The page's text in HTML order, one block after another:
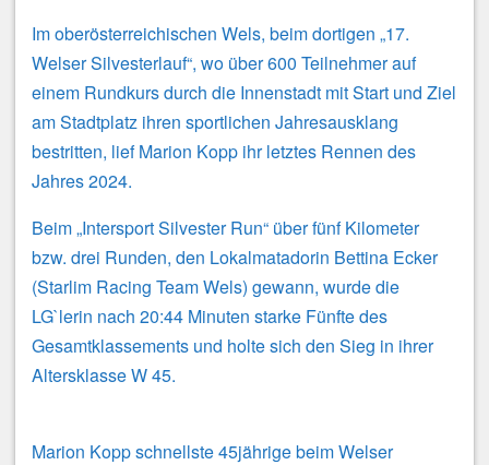
Im oberösterreichischen Wels, beim dortigen „17.
Welser Silvesterlauf“, wo über 600 Teilnehmer auf
einem Rundkurs durch die Innenstadt mit Start und Ziel
am Stadtplatz ihren sportlichen Jahresausklang
bestritten, lief Marion Kopp ihr letztes Rennen des
Jahres 2024.
Beim „Intersport Silvester Run“ über fünf Kilometer
bzw. drei Runden, den Lokalmatadorin Bettina Ecker
(Starlim Racing Team Wels) gewann, wurde die
LG`lerin nach 20:44 Minuten starke Fünfte des
Gesamtklassements und holte sich den Sieg in ihrer
Altersklasse W 45.
Marion Kopp schnellste 45jährige beim Welser